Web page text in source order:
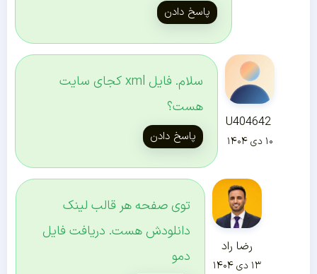
پاسخ دادن
U404642
۱۰ دی ۱۴۰۴
سلام. فایل xml کجای سایت
هست؟
پاسخ دادن
رضا راد
۱۳ دی ۱۴۰۴
توی صفحه هر قالب لینک
دانلودش هست. دریافت فایل
دمو